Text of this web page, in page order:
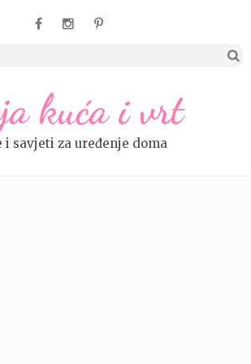
kuća i vrt
i savjeti za uređenje doma